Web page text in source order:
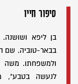
סיפור חייו
בבאר-טוביה. שם
ולמשפחתו. משה
לנעשה בטבע",